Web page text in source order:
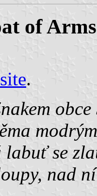
of Arms
.
se
nad